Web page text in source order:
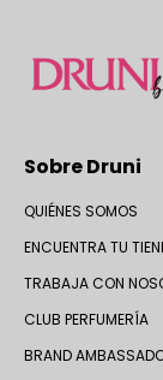
Sobre Druni
QUIÉNES SOMOS
ENCUENTRA TU
TRABAJA CON
CLUB PERFUMERÍA
BRAND